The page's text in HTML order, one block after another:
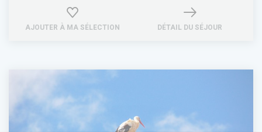
AJOUTER À MA SÉLECTION DÉTAIL DU SÉJOUR